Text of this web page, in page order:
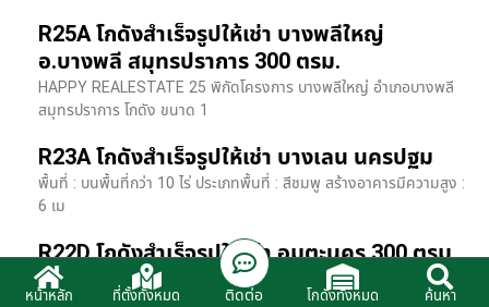
R25A โกดังสำเร็จรูปให้เช่า บางพลีใหญ่
อ.บางพลี สมุทรปราการ 300 ตรม.
HAPPY REALESTATE 25 พิกัดโครงการ บางพลีใหญ่ อำเภอบางพลี
สมุทรปราการ โกดัง ขนาด 1
R23A โกดังสำเร็จรูปให้เช่า บางเลน นครปฐม
พื้นที่ : บนพื้นที่กว่า 10 ไร่ ประเภทพื้นที่ : สีชมพู สร้างอาคารมีความสูง :
6 เม
R22D โกดังสำเร็จรูปให้เช่า อมตะนคร 300 ตรม.
HR22 โกดังสำเร็จรูปให้เช่า พิกัด ติดนิคมอมตะนคร อ.พานทอง จ.ชลบุรี
รายละเอียดโรงง
หน้าหลัก ที่ตั้งทั้งหมด ติดต่อ โกดังทั้งหมด ค้นหา